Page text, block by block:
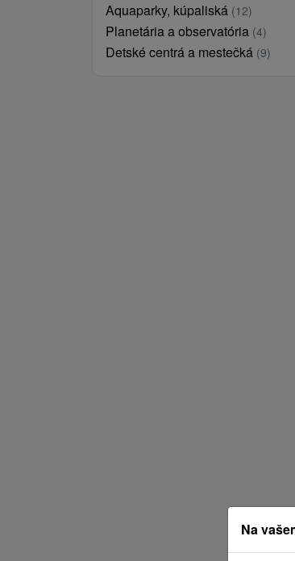
Aquaparky, kúpaliská (12)
Planetária a observatória (4)
Detské centrá a mestečká (9)
Na